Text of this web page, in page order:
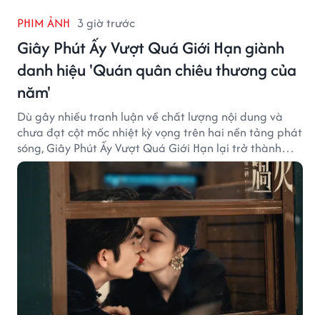
PHIM ẢNH 3 giờ trước
Giây Phút Ấy Vượt Quá Giới Hạn giành
danh hiệu 'Quán quân chiêu thương của
năm'
Dù gây nhiều tranh luận về chất lượng nội dung và
chưa đạt cột mốc nhiệt kỳ vọng trên hai nền tảng phát
sóng, Giây Phút Ấy Vượt Quá Giới Hạn lại trở thành
hiện tượng ở khía cạnh thương mại.